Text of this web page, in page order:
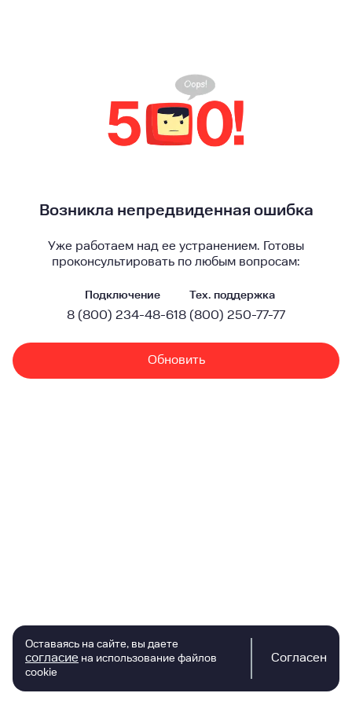
Возникла непредвиденная ошибка
Уже работаем над ее устранением. Готовы
проконсультировать по любым вопросам:
Подключение
8 (800) 234-48-61
Тех. поддержка
8 (800) 250-77-77
Обновить
Оставаясь на сайте, вы даете
согласие на использование файлов
cookie
Согласен